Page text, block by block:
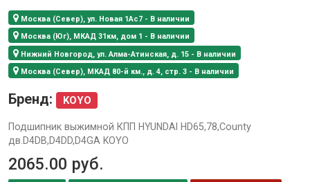
Москва (Север), ул. Новая 1Ас7 - В наличии
Москва (Юг), МКАД 31км, дом 1 - В наличии
Нижний Новгород, ул. Алма-Атинская, д. 15 - В наличии
Москва (Север), МКАД 80-й км., д. 4, стр. 3 - В наличии
Бренд: KOYO
Подшипник выжимной КПП HYUNDAI HD65,78,County
дв.D4DB,D4DD,D4GA KOYO
2065.00 руб.